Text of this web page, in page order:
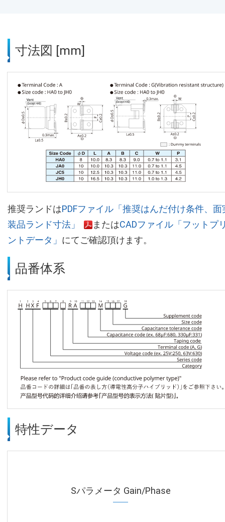
寸法図 [mm]
推奨ランドはPDFファイル「推奨はんだ付け条件、面
装品ランド寸法」
またはCADファイル「フットプ
ントデータ」 にてご確認頂けます。
品番体系
特性データ
Sパラメータ Gain/Phase